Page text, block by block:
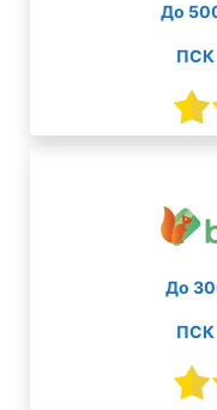
До
ПСК
До
ПСК